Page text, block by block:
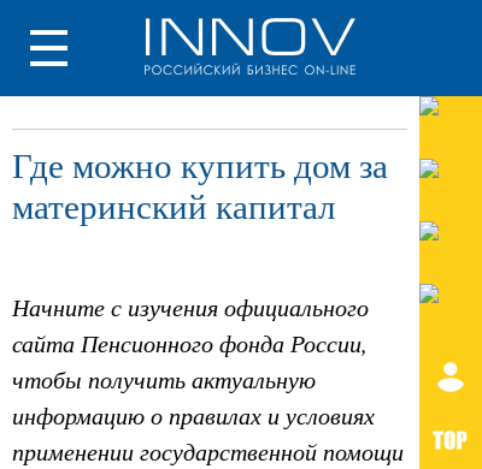
Где можно купить дом за
материнский капитал
Начните с изучения официального
сайта Пенсионного фонда России,
чтобы получить актуальную
информацию о правилах и условиях
применении государственной помощи